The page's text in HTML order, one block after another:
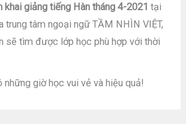
khai giảng tiếng Hàn tháng 4-2021 tại
trung tâm ngoại ngữ TẦM NHÌN VIỆT,
sẽ tìm được lớp học phù hợp với thời
những giờ học vui vẻ và hiệu quả!